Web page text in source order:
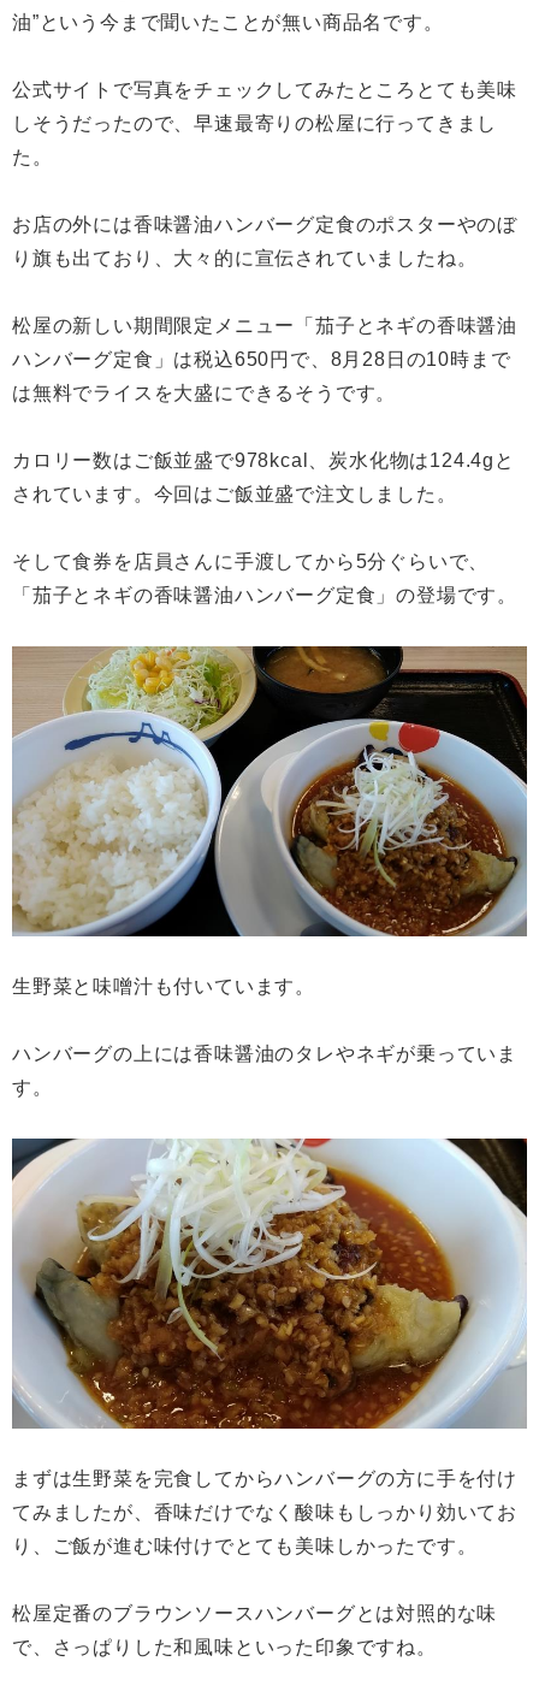
油”という今まで聞いたことが無い商品名です。
公式サイトで写真をチェックしてみたところとても美味
しそうだったので、早速最寄りの松屋に行ってきまし
た。
お店の外には香味醤油ハンバーグ定食のポスターやのぼ
り旗も出ており、大々的に宣伝されていましたね。
松屋の新しい期間限定メニュー「茄子とネギの香味醤油
ハンバーグ定食」は税込650円で、8月28日の10時まで
は無料でライスを大盛にできるそうです。
カロリー数はご飯並盛で978kcal、炭水化物は124.4gと
されています。今回はご飯並盛で注文しました。
そして食券を店員さんに手渡してから5分ぐらいで、
「茄子とネギの香味醤油ハンバーグ定食」の登場です。
生野菜と味噌汁も付いています。
ハンバーグの上には香味醤油のタレやネギが乗っていま
す。
まずは生野菜を完食してからハンバーグの方に手を付け
てみましたが、香味だけでなく酸味もしっかり効いてお
り、ご飯が進む味付けでとても美味しかったです。
松屋定番のブラウンソースハンバーグとは対照的な味
で、さっぱりした和風味といった印象ですね。